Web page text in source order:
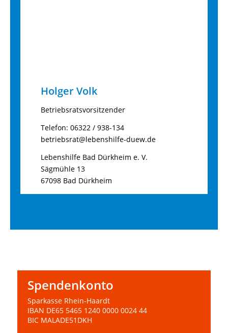
Holger Volk
Betriebsratsvorsitzender
Telefon: 06322 / 938-134
betriebsrat@lebenshilfe-duew.de
Lebenshilfe Bad Dürkheim e. V.
Sägmühle 13
67098 Bad Dürkheim
Spendenkonto
Sparkasse Rhein-Haardt
IBAN DE65 5465 1240 0000 0024 44
BIC MALADE51DKH